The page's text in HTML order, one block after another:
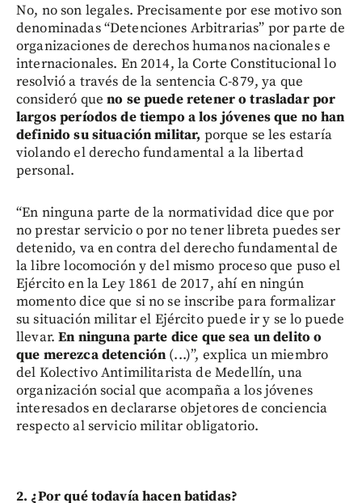
No, no son legales. Precisamente por ese motivo son
denominadas “Detenciones Arbitrarias” por parte de
organizaciones de derechos humanos nacionales e
internacionales. En 2014, la Corte Constitucional lo
resolvió a través de la sentencia C-879, ya que
consideró queno se puede retener o trasladar por
largos períodos de tiempo a los jóvenes que no han
definido su situación militar, porque se les estaría
violando el derecho fundamental a la libertad
personal.
“En ninguna parte de la normatividad dice que por
no prestar servicio o por no tener libreta puedes ser
detenido, va en contra del derecho fundamental de
la libre locomoción y del mismo proceso que puso el
Ejército en la Ley 1861 de 2017, ahí en ningún
momento dice que si no se inscribe para formalizar
su situación militar el Ejército puede ir y se lo puede
llevar.En ninguna parte dice que sea un delito o
que merezca detención (...)”, explica un miembro
del Kolectivo Antimilitarista de Medellín, una
organización social que acompaña a los jóvenes
interesados en declararse objetores de conciencia
respecto al servicio militar obligatorio.
2. ¿Por qué todavía hacen batidas?